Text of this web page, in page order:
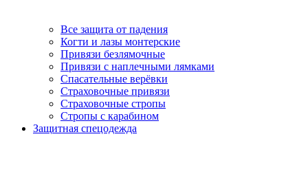
Все защита от падения
Когти и лазы монтерские
Привязи безлямочные
Привязи с наплечными лямками
Спасательные верёвки
Страховочные привязи
Страховочные стропы
Стропы с карабином
Защитная спецодежда